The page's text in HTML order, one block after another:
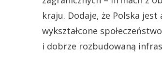
kraju. Dodaje, że Polska
wykształcone
i dobrze rozbudowaną